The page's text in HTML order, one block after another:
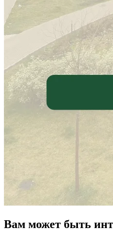
Вам может быть